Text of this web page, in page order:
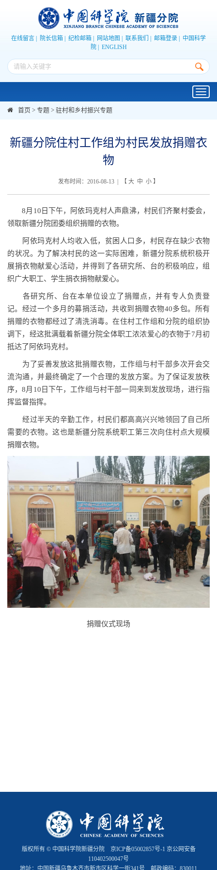
在线留言 院长信箱 纪检邮箱 网站地图 联系我们 邮箱登录
中国科学
院| ENGLISH
首页 > 专题 > 驻村和乡村振兴专题
新疆分院住村工作组为村民发放捐赠衣
物
发布时间：2016-08-13 | 【 大 中 小 】
8月10日下午，阿依玛克村人声鼎沸，村民们齐聚村委会，
领取新疆分院团委组织捐赠的衣物。
阿依玛克村人均收入低，贫困人口多，村民存在缺少衣物
的状况。为了解决村民的这一实际困难，新疆分院系统积极开
展捐衣物献爱心活动，并得到了各研究所、台的积极响应，组
织广大职工、学生捐衣捐物献爱心。
各研究所、台在本单位设立了捐赠点，并有专人负责登
记。经过一个多月的募捐活动，共收到捐赠衣物40多包。所有
捐赠的衣物都经过了清洗消毒。在住村工作组和分院的组织协
调下，经这批满载着新疆分院全体职工浓浓爱心的衣物于7月初
抵达了阿依玛克村。
为了妥善发放这批捐赠衣物，工作组与村干部多次开会交
流沟通，并最终确定了一个合理的发放方案。为了保证发放秩
序，8月10日下午，工作组与村干部一同来到发放现场，进行指
挥监督指挥。
经过半天的辛勤工作，村民们都高高兴兴地领回了自己所
需要的衣物。这也是新疆分院系统职工第三次向住村点大规模
捐赠衣物。
捐赠仪式现场
版权所有 © 中国科学院新疆分院 京ICP备05002857号-1 京公网安备
110402500047号